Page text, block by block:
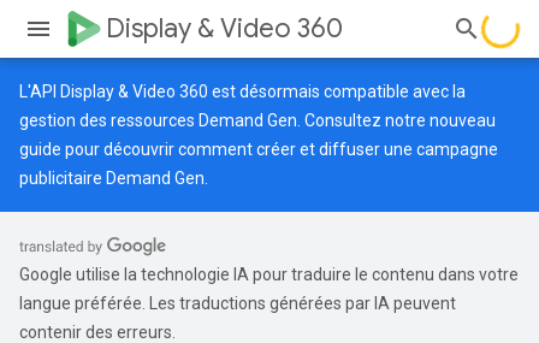
Display & Video 360
L'API Display & Video 360 est désormais compatible avec la
gestion des ressources Demand Gen. Consultez notre nouveau
guide pour découvrir comment créer et diffuser une campagne
publicitaire Demand Gen.
Google utilise la technologie IA pour traduire le contenu dans votre
langue préférée. Les traductions générées par IA peuvent
contenir des erreurs.